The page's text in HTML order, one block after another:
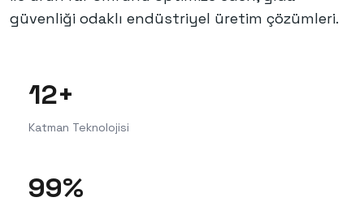
güvenliği odaklı endüstriyel üretim çözümleri.
12+
Katman Teknolojisi
99%